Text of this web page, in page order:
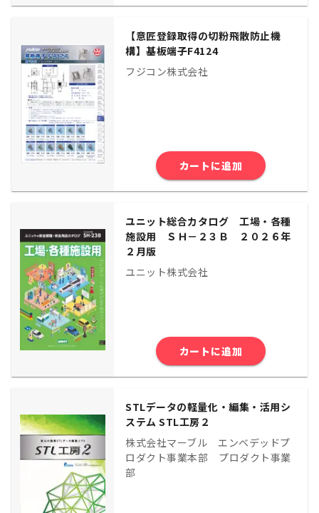
【意匠登録取得の切粉飛散防止機
構】基板端子F4124
フジコン株式会社
カートに追加
ユニット総合カタログ 工場・各種
施設用 ＳＨ－２３Ｂ ２０２６年
２月版
ユニット株式会社
カートに追加
STLデータの軽量化・編集・活用シ
ステム STL工房２
株式会社マーブル エンベデッドプ
ロダクト事業本部 プロダクト事業
部